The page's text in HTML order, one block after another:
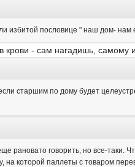
избитой пословице " наш дом- нам
крови - сам нагадишь, самому
старшим по дому будет
рановато говорить, но все-
на которой паллеты с товаром